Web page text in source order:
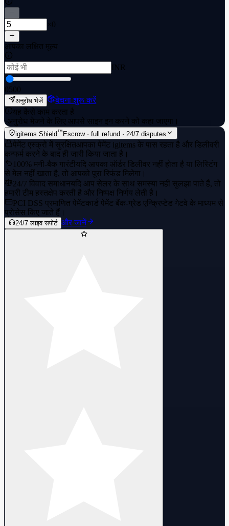
×0
आपका लक्षित मूल्य
INR
0500
अनुरोध भेजें
बेचना शुरू करें
यह कैसे काम करता है
·अनुरोध भेजने के लिए आपसे साइन इन करने को कहा जाएगा।
igitems Shield™Escrow · full refund · 24/7 disputes
पेमेंट एस्क्रो में सुरक्षितआपका पेमेंट igitems के पास रहता है और डिलीवरी
कन्फर्म करने के बाद ही जारी किया जाता है।
100% मनी-बैक गारंटीयदि आपका ऑर्डर डिलीवर नहीं होता है या लिस्टिंग
से मेल नहीं खाता है, तो आपको पूरा रिफंड मिलेगा।
24/7 विवाद समाधानयदि आप सेलर के साथ समस्या नहीं सुलझा पाते हैं, तो
हमारी टीम हस्तक्षेप करती है और निष्पक्ष निर्णय लेती है।
PCI DSS प्रमाणित पेमेंटकार्ड पेमेंट बैंक-ग्रेड एन्क्रिप्टेड गेटवे के माध्यम से
प्रोसेस किए जाते हैं।
24/7 लाइव सपोर्ट और जानें